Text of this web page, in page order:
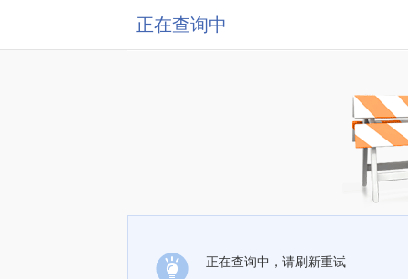
正在查询中
正在查询中，请刷新重试